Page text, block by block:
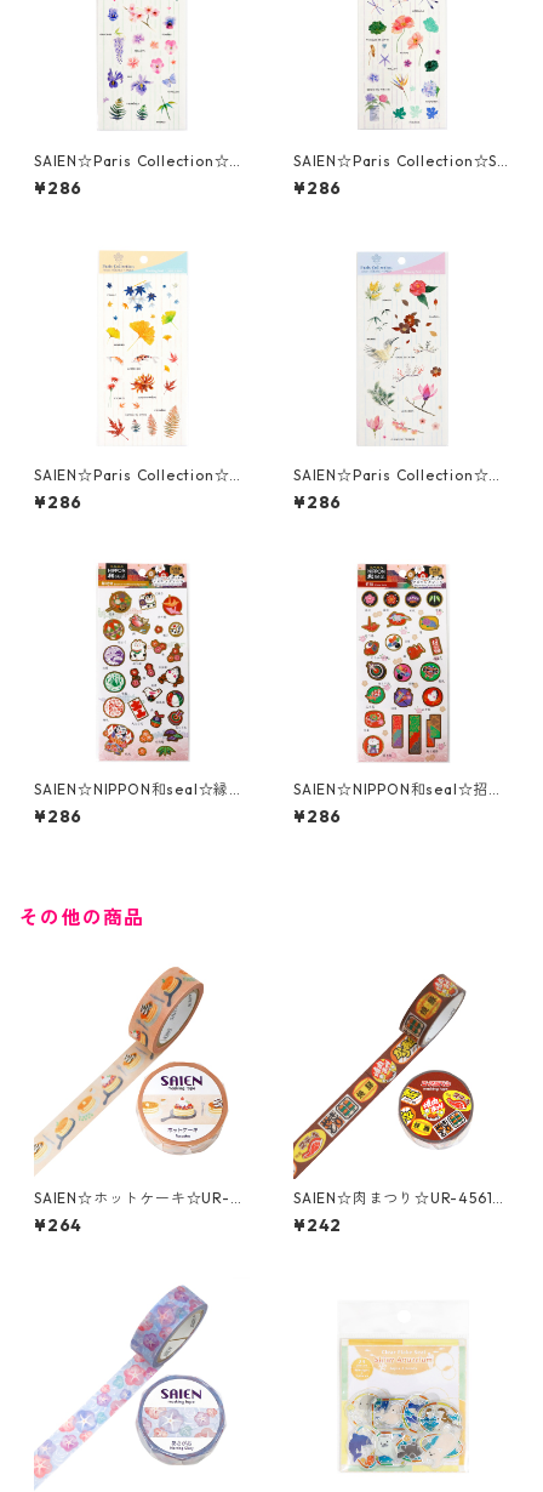
SAIEN☆Paris Collection☆Pr
intemps☆(J306)☆マスキン
グシール
¥286
SAIEN☆Paris Collection☆Sti
ckers ETE new☆(J307)☆マ
スキングシール
¥286
SAIEN☆Paris Collection☆Au
tomne☆(J308)☆マスキング
シール
¥286
SAIEN☆Paris Collection☆Hi
ver☆(J309)☆マスキングシー
ル
¥286
SAIEN☆NIPPON和seal☆縁起
物☆(J300)★金箔押し
¥286
SAIEN☆NIPPON和seal☆招福
☆(J301)★金箔押し
¥286
その他の商品
SAIEN☆ホットケーキ☆UR-0
262☆マスキングテープ
¥264
SAIEN☆肉まつり☆UR-4561☆
マスキングテープ
¥242